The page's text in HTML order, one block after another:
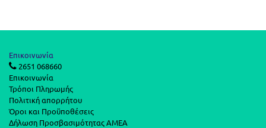
Επικοινωνία
2651 068660
Επικοινωνία
Τρόποι Πληρωμής
Πολιτική απορρήτου
Όροι και Προϋποθέσεις
Δήλωση Προσβασιμότητας ΑΜΕΑ